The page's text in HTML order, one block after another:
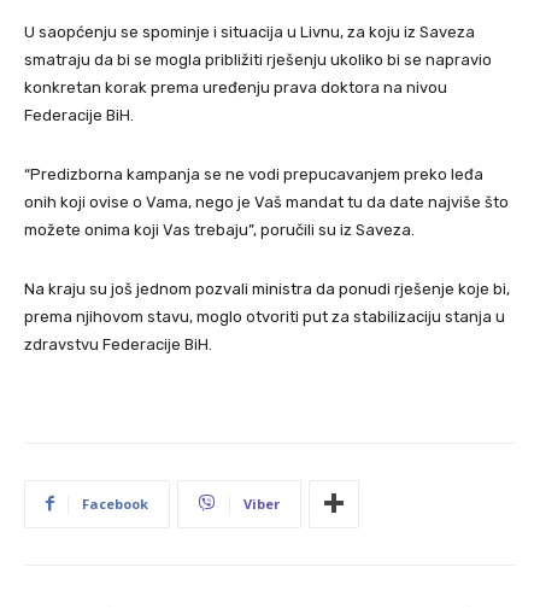
U saopćenju se spominje i situacija u Livnu, za koju iz Saveza
smatraju da bi se mogla približiti rješenju ukoliko bi se napravio
konkretan korak prema uređenju prava doktora na nivou
Federacije BiH.
“Predizborna kampanja se ne vodi prepucavanjem preko leđa
onih koji ovise o Vama, nego je Vaš mandat tu da date najviše što
možete onima koji Vas trebaju”, poručili su iz Saveza.
Na kraju su još jednom pozvali ministra da ponudi rješenje koje bi,
prema njihovom stavu, moglo otvoriti put za stabilizaciju stanja u
zdravstvu Federacije BiH.
Facebook Viber